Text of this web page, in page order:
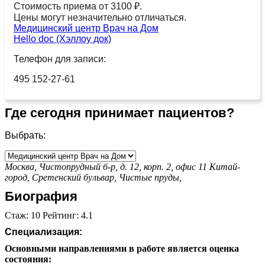
Стоимость приема от 3100 ₽.
Цены могут незначительно отличаться.
Медицинский центр Врач на Дом
Hello doc (Хэллоу док)
Телефон для записи:
495 152-27-61
Где сегодня принимает пациентов?
Выбрать:
Москва, Чистопрудный б-р, д. 12, корп. 2, офис 11 Китай-
город, Сретенский бульвар, Чистые пруды,
Биография
Стаж: 10 Рейтинг: 4.1
Специализация:
Основными направлениями в работе является оценка
состояния: